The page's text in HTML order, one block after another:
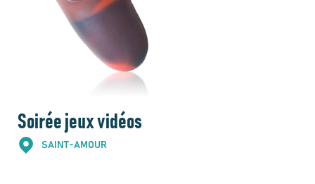
Soirée jeux vidéos
SAINT-AMOUR